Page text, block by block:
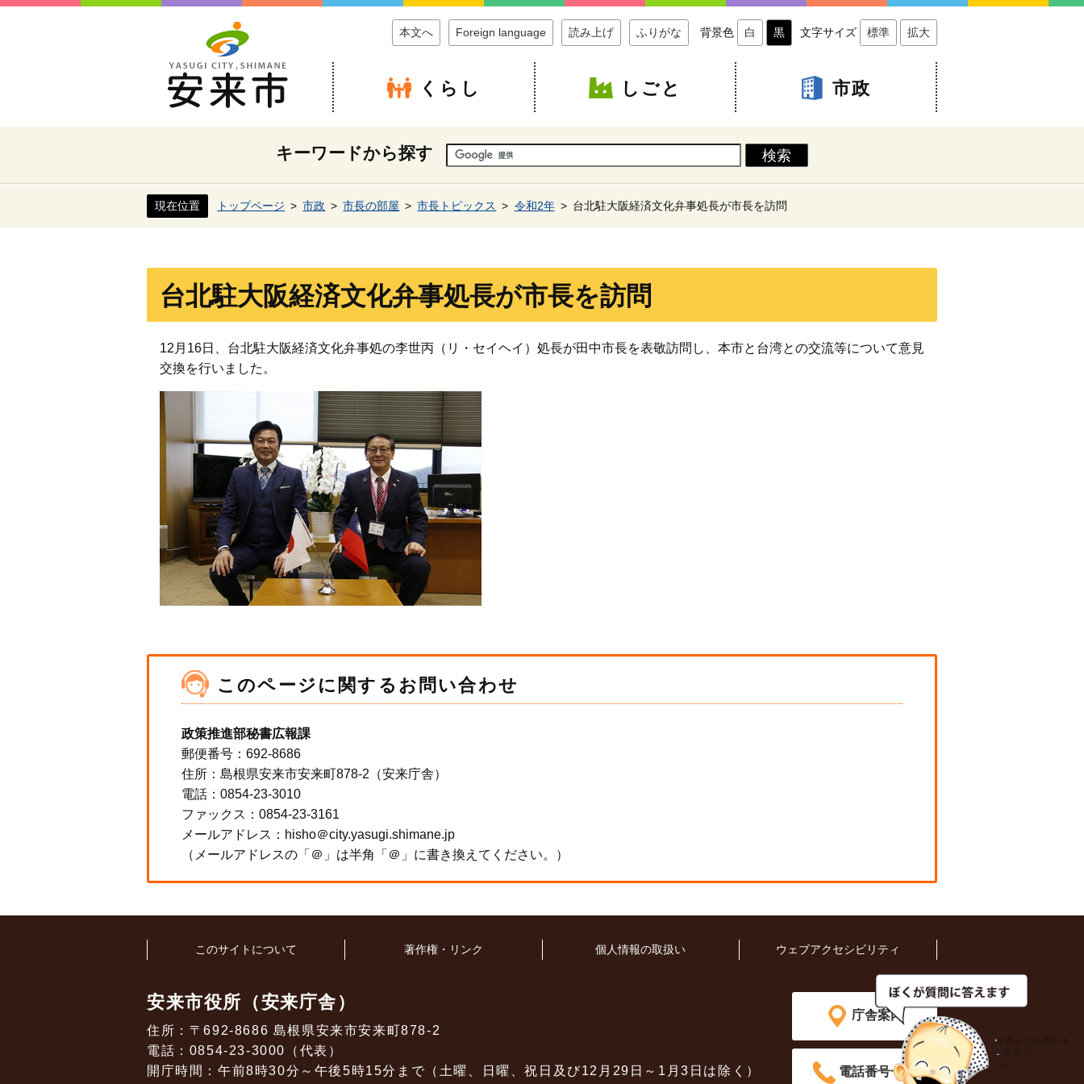
本文へ Foreign language 読み上げ ふりがな 背景色 白 黒 文字サイズ 標準 拡大
くらし しごと 市政
キーワードから探す
現在位置 トップページ 市政 市長の部屋 市長トピックス 令和2年 台北駐大阪経済文化弁事処長が市長を訪問
台北駐大阪経済文化弁事処長が市長を訪問
12月16日、台北駐大阪経済文化弁事処の李世丙（リ・セイヘイ）処長が田中市長を表敬訪問し、本市と台湾との交流等について意見
交換を行いました。
このページに関するお問い合わせ
政策推進部秘書広報課
郵便番号：692-8686
住所：島根県安来市安来町878-2（安来庁舎）
電話：0854-23-3010
ファックス：0854-23-3161
メールアドレス：hisho＠city.yasugi.shimane.jp
（メールアドレスの「＠」は半角「＠」に書き換えてください。）
このサイトについて 著作権・リンク 個人情報の取扱い ウェブアクセシビリティ
安来市役所（安来庁舎）
住所：〒692-8686 島根県安来市安来町878-2
電話：0854-23-3000（代表）
開庁時間：午前8時30分～午後5時15分まで（土曜、日曜、祝日及び12月29日～1月3日は除く）
庁舎案内
電話番号一覧